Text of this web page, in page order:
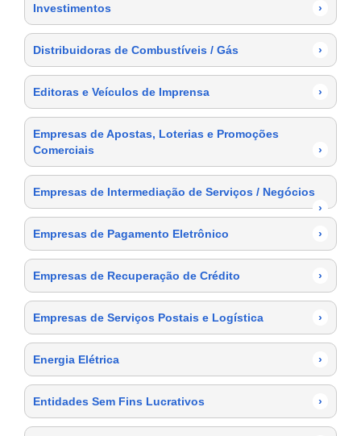
Investimentos
›
Distribuidoras de Combustíveis / Gás ›
Editoras e Veículos de Imprensa ›
Empresas de Apostas, Loterias e Promoções
Comerciais
›
Empresas de Intermediação de Serviços / Negócios
›
Empresas de Pagamento Eletrônico
›
Empresas de Recuperação de Crédito ›
Empresas de Serviços Postais e Logística ›
Energia Elétrica ›
Entidades Sem Fins Lucrativos ›